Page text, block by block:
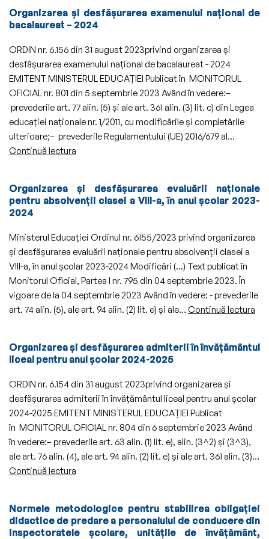
tranzitorii
la
nivelul
sistemului
național
de
învățământ
preuniversitar
Organizarea și desfășurarea examenului național de
bacalaureat – 2024
ORDIN nr. 6.156 din 31 august 2023privind organizarea și
desfășurarea examenului național de bacalaureat - 2024
EMITENT MINISTERUL EDUCAȚIEI Publicat în MONITORUL
OFICIAL nr. 801 din 5 septembrie 2023 Având în vedere:–
prevederile art. 77 alin. (5) și ale art. 361 alin. (3) lit. c) din Legea
educației naționale nr. 1/2011, cu modificările și completările
ulterioare;– prevederile Regulamentului (UE) 2016/679 al…
Continuă lectura
examenului
național
bacalaureat
–
2024
Organizarea și desfășurarea evaluării naționale
pentru absolvenții clasei a VIII-a, în anul școlar 2023-
2024
Ministerul Educaţiei Ordinul nr. 6155/2023 privind organizarea
şi desfăşurarea evaluării naţionale pentru absolvenţii clasei a
VIII-a, în anul şcolar 2023-2024 Modificări (...) Text publicat în
Monitorul Oficial, Partea I nr. 795 din 04 septembrie 2023. În
vigoare de la 04 septembrie 2023 Având în vedere: - prevederile
art. 74 alin. (5), ale art. 94 alin. (2) lit. e) şi ale… Continuă lectura
Organizarea și desfășurarea admiterii în învățământul
liceal pentru anul școlar 2024-2025
ORDIN nr. 6.154 din 31 august 2023privind organizarea și
desfășurarea admiterii în învățământul liceal pentru anul școlar
2024-2025 EMITENT MINISTERUL EDUCAȚIEI Publicat
în MONITORUL OFICIAL nr. 804 din 6 septembrie 2023 Având
în vedere:– prevederile art. 63 alin. (1) lit. e), alin. (3^2) și (3^3),
ale art. 76 alin. (4), ale art. 94 alin. (2) lit. e) și ale art. 361 alin. (3)…
Continuă lectura
admiterii
în
Normele metodologice pentru stabilirea obligaţiei
didactice de predare a personalului de conducere din
inspectoratele şcolare, unităţile de învăţământ,